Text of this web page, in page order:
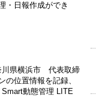
・日報作成ができ
川県横浜市 代表取締
位置情報を記録、
動態管理 LITE